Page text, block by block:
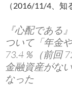
（2016/11/4、
『心配である
ついて「年金
73.4％（前回
金融資産がな
なった